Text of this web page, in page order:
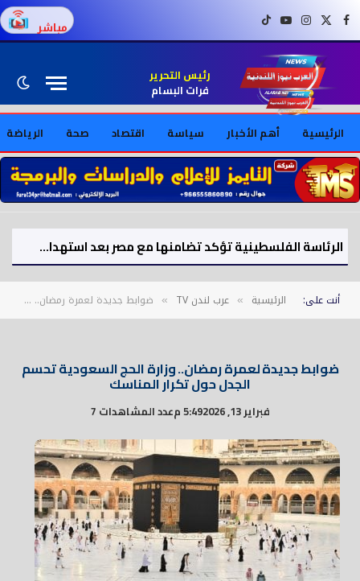
فيسبوكX (Twitter)
إنستغراميوتيوبتيك توك مباشر
رئيس التحرير
فرات البسام
الرئيسية أهم الأخبار سياسة اقتصاد صحة الرياضة
الرئاسة الفلسطينية تؤكد تضامنها مع مصر بعد استهداف سفينتين في ميناء دمياط
أنت على: الرئيسية » عرب لندن TV » ضوابط جديدة لعمرة رمضان.. وزارة الحج السعودية تحسم الجدل حول تكرار المناسك
ضوابط جديدة لعمرة رمضان.. وزارة الحج السعودية تحسم
الجدل حول تكرار المناسك
فبراير 13, 2026 5:49 م عدد المشاهدات 7